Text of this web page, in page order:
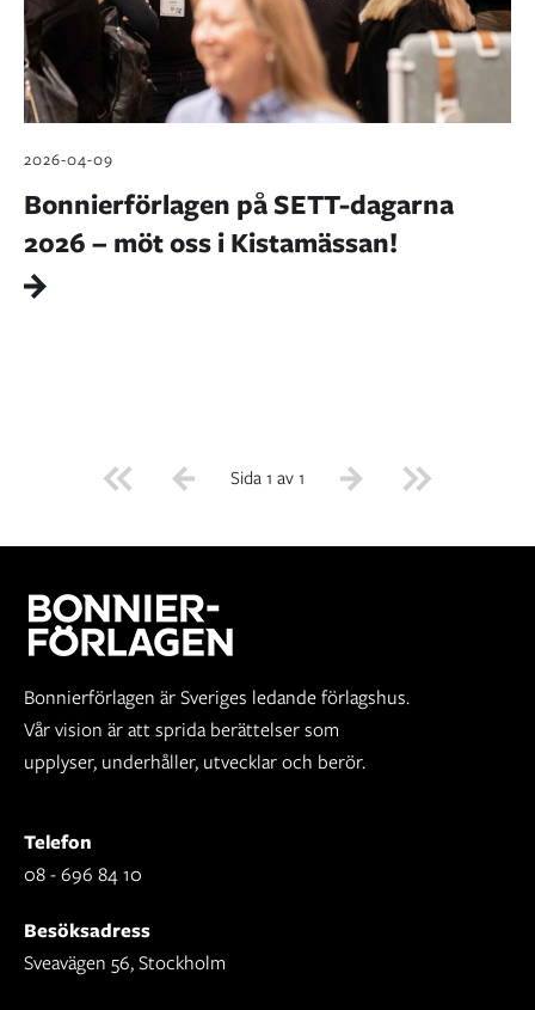
2026-04-09
Bonnierförlagen på SETT-dagarna
2026 – möt oss i Kistamässan!
Sida 1 av 1
Bonnierförlagen är Sveriges ledande förlagshus.
Vår vision är att sprida berättelser som
upplyser, underhåller, utvecklar och berör.
Telefon
08 - 696 84 10
Besöksadress
Sveavägen 56, Stockholm